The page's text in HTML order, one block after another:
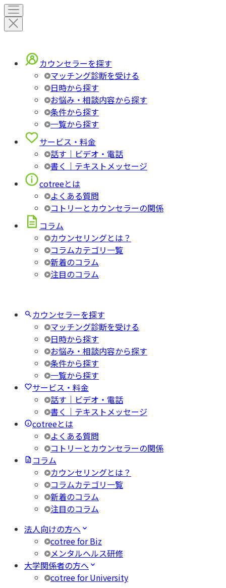
カウンセラーを探す
マッチング診断を受ける
日時から探す
お悩み・相談内容から探す
条件から探す
一覧から探す
サービス・料金
話す｜ビデオ・電話
書く｜テキストメッセージ
cotreeとは
よくある質問
コトリーとカウンセラーの関係
コラム
カウンセリングとは？
コラムカテゴリ一覧
新着のコラム
注目のコラム
カウンセラーを探す
マッチング診断を受ける
日時から探す
お悩み・相談内容から探す
条件から探す
一覧から探す
サービス・料金
話す｜ビデオ・電話
書く｜テキストメッセージ
cotreeとは
よくある質問
コトリーとカウンセラーの関係
コラム
カウンセリングとは？
コラムカテゴリ一覧
新着のコラム
注目のコラム
法人向けの方へ
cotree for Biz
メンタルヘルス研修
大学関係者の方へ
cotree for University